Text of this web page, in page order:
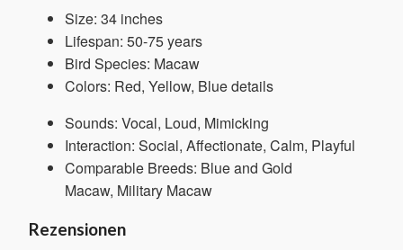
Size: 34 inches
Lifespan: 50-75 years
Bird Species: Macaw
Colors: Red, Yellow, Blue details
Sounds: Vocal, Loud, Mimicking
Interaction: Social, Affectionate, Calm, Playful
Comparable Breeds: Blue and Gold
Macaw, Military Macaw
Rezensionen